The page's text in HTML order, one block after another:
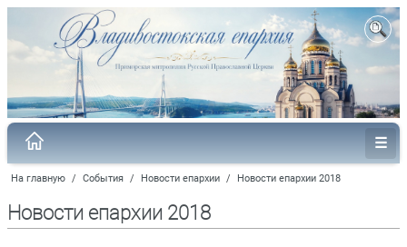
На главную / События / Новости епархии / Новости епархии 2018
Новости епархии 2018